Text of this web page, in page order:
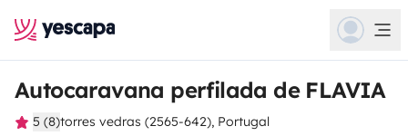
Autocaravana perfilada de FLAVIA
5 (8)torres vedras (2565-642), Portugal